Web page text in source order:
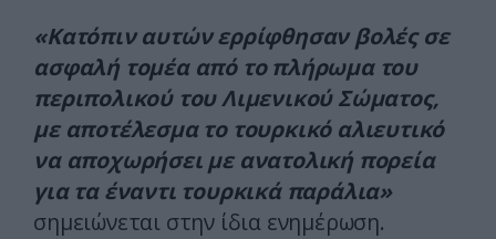
«Κατόπιν αυτών ερρίφθησαν βολές σε
ασφαλή τομέα από το πλήρωμα του
περιπολικού του Λιμενικού Σώματος,
με αποτέλεσμα το τουρκικό αλιευτικό
να αποχωρήσει με ανατολική πορεία
για τα έναντι τουρκικά παράλια»
σημειώνεται στην ίδια ενημέρωση.